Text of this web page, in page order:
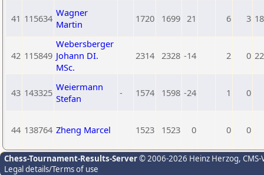
41 115634 Wagner
Martin
1720 1699 21 6 3
42 115849
Webersberger
Johann DI.
MSc.
2314 2328 -14 2 0
43 143325 Weiermann
Stefan
- 1574 1598 -24 1 0
44 138764 Zheng Marcel 1523 1523 0 0 0
Chess-Tournament-Results-Server© 2006-2026 Heinz Herzog,
Legal details/Terms of use